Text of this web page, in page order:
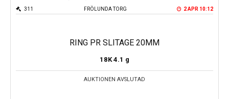
FRÖLUNDA TORG
311 2 APR 10:12
RING PR SLITAGE 20MM
18K 4.1 g
AUKTIONEN AVSLUTAD